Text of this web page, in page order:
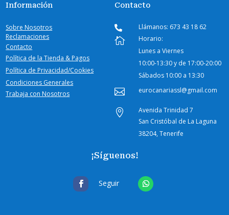
Información
Sobre Nosotros
Reclamaciones
Contacto
Política de la Tienda & Pagos
Política de Privacidad/Cookies
Condiciones Generales
Trabaja con Nosotros
Contacto
 Llámanos: 673 43 18 62

Horario:
Lunes a Viernes
10:00-13:30 y de 17:00-20:00
Sábados 10:00 a 13:30
 eurocanariassl@gmail.com

Avenida Trinidad 7
San Cristóbal de La Laguna
38204, Tenerife
¡Síguenos!
Seguir